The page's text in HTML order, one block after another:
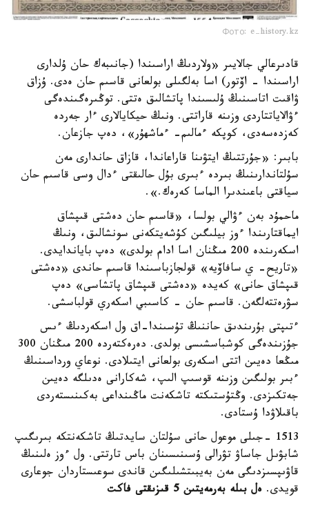
Фото: e-history.kz
قادىرعالي جالايىر «ولاردىڭ اراسىندا (جانىبەك حان ۇلدارى
اراسىندا - اۆتور) اسا بەلگىلى بولعانى قاسىم حان ەدى. ۇزاق
ۋاقىت اتاسىنىڭ ۇلىسىندا پاتشالىق ەتتى. توڭىرەگىندەگى
ءۋالاياتتاردى وزىنە قاراتتى. ونىڭ حيكايالارى ءار جەردە
كەزدەسەدى، كوپكە ءمالىم- ءماشھۇر»، دەپ جازعان.
بابىر: «جۇرتتىڭ ايتۋىنا قاراعاندا، قازاق حاندارى مەن
سۇلتاندارىنىڭ بىردە ءبىرى بۇل حالىقتى ءدال وسى قاسىم حان
سياقتى باعىندىرا الماسا كەرەك.».
ماحمۇد بەن ءۋالي بولسا، «قاسىم حان دەشتى قىپشاق
ايماقتارىندا ءوز بيلىگىن كۇشەيتكەنى سونشالىق، ونىڭ
اسكەرىندە 200 مىڭنان اسا ادام بولدى» دەپ باياندايدى.
«تاريح- ي سافاۆيە» قولجازباسىندا قاسىم حاندى «دەشتى
قىپشاق حانى» كەيدە «دەشتى قىپشاق پاتشاسى» دەپ
سۋرەتتەلگەن. قاسىم حان - كاسىبي اسكەري قولباسشى.
ءتىپتى بۇرىندىق حاننىڭ تۇسىندا-اق ول اسكەردىڭ ءىس
جۇزىندەگى كوشباسشىسى بولدى. دەرەكتەردە 200 مىڭنان 300
مىڭعا دەيىن اتتى اسكەرى بولعانى ايتىلادى. نوعاي ورداسىنىڭ
ءبىر بولىگىن وزىنە قوسىپ الىپ، شەكارانى ەدىلگە دەيىن
جەتكىزدى. وڭتۇستىكتە تاشكەنت ماڭىنداعى بەكىنىستەردى
باقىلاۋدا ۇستادى.
1513 -جىلى موعول حانى سۇلتان سايدتىڭ تاشكەنتكە بىرىگىپ
شابۋىل جاساۋ تۋرالى ۇسىنىسىنان باس تارتتى. ول ءوز ەلىنىڭ
قاۋىپسىزدىگى مەن بەيبىتشىلىگىن قاندى سوعىستاردان جوعارى
قويدى. ەل بىلە بەرمەيتىن 5 قىزىقتى فاكت